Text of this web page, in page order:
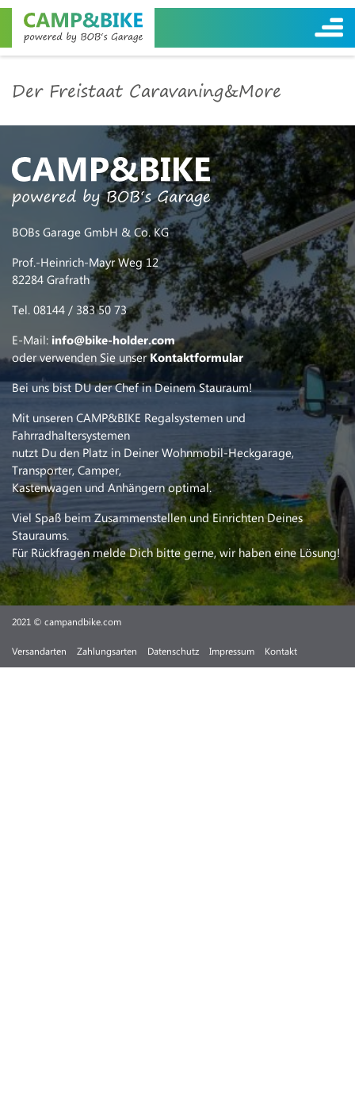
Der Freistaat Caravaning&More
BOBs Garage GmbH & Co. KG
Prof.-Heinrich-Mayr Weg 12
82284 Grafrath
Tel. 08144 / 383 50 73
E-Mail: info@bike-holder.com
oder verwenden Sie unserKontaktformular
Bei uns bist DU der Chef in Deinem Stauraum!
Mit unseren CAMP&BIKE Regalsystemen und
Fahrradhaltersystemen
nutzt Du den Platz in Deiner Wohnmobil-Heckgarage,
Transporter, Camper,
Kastenwagen und Anhängern optimal.
Viel Spaß beim Zusammenstellen und Einrichten Deines
Stauraums.
Für Rückfragen melde Dich bitte gerne, wir haben eine Lösung!
2021 © campandbike.com
Versandarten Zahlungsarten Datenschutz Impressum Kontakt